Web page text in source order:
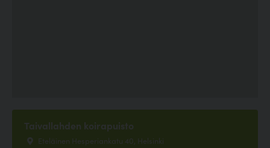
Taivallahden koirapuisto
Eteläinen Hesperiankatu 40, Helsinki